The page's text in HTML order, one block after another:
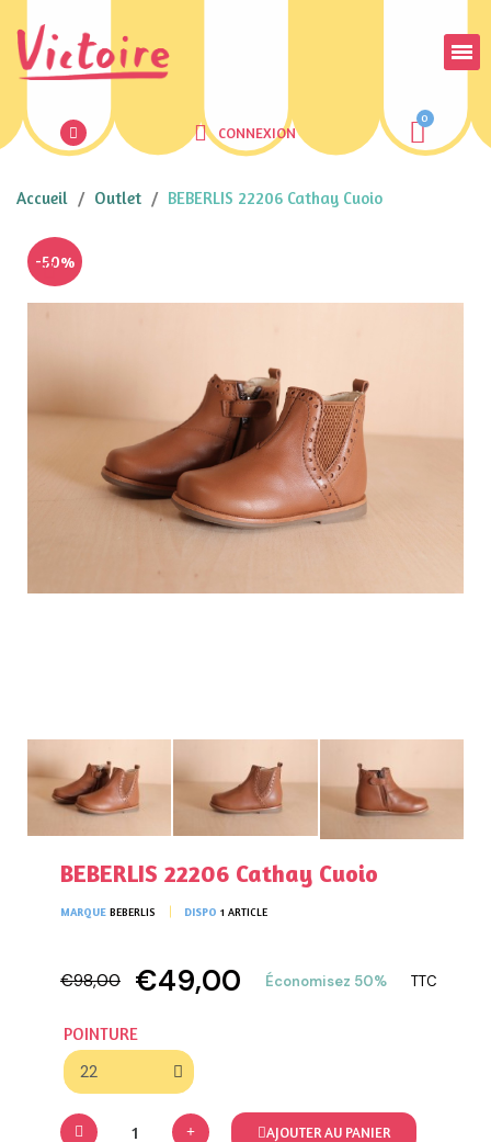
CONNEXION
Accueil Outlet BEBERLIS 22206 Cathay Cuoio
-50%
BEBERLIS 22206 Cathay Cuoio
MARQUE BEBERLIS DISPO 1 ARTICLE
€98,00 €49,00 Économisez 50% TTC
POINTURE
AJOUTER AU PANIER